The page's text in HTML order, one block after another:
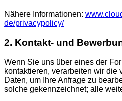
Nähere Informationen:
de/privacypolicy/
2. Kontakt- und
Wenn Sie uns über eines der
kontaktieren, verarbeiten wir die
Daten, um Ihre Anfrage zu
solche gekennzeichnet; alle